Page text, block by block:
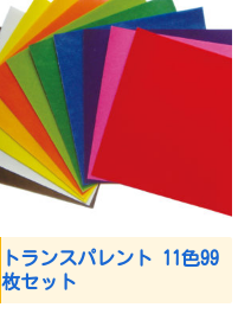
トランスパレント 11色99
枚セット